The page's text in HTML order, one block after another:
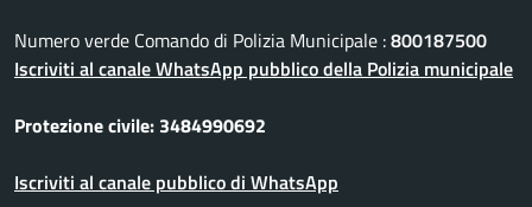
Numero verde Comando di Polizia Municipale :800187500
Iscriviti al canale WhatsApp pubblico della Polizia municipale
Protezione civile: 3484990692
Iscriviti al canale pubblico di WhatsApp